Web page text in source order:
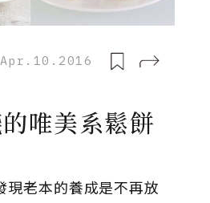
Apr.10.2016
唯美系鬆餅
現老本的養成是不再放